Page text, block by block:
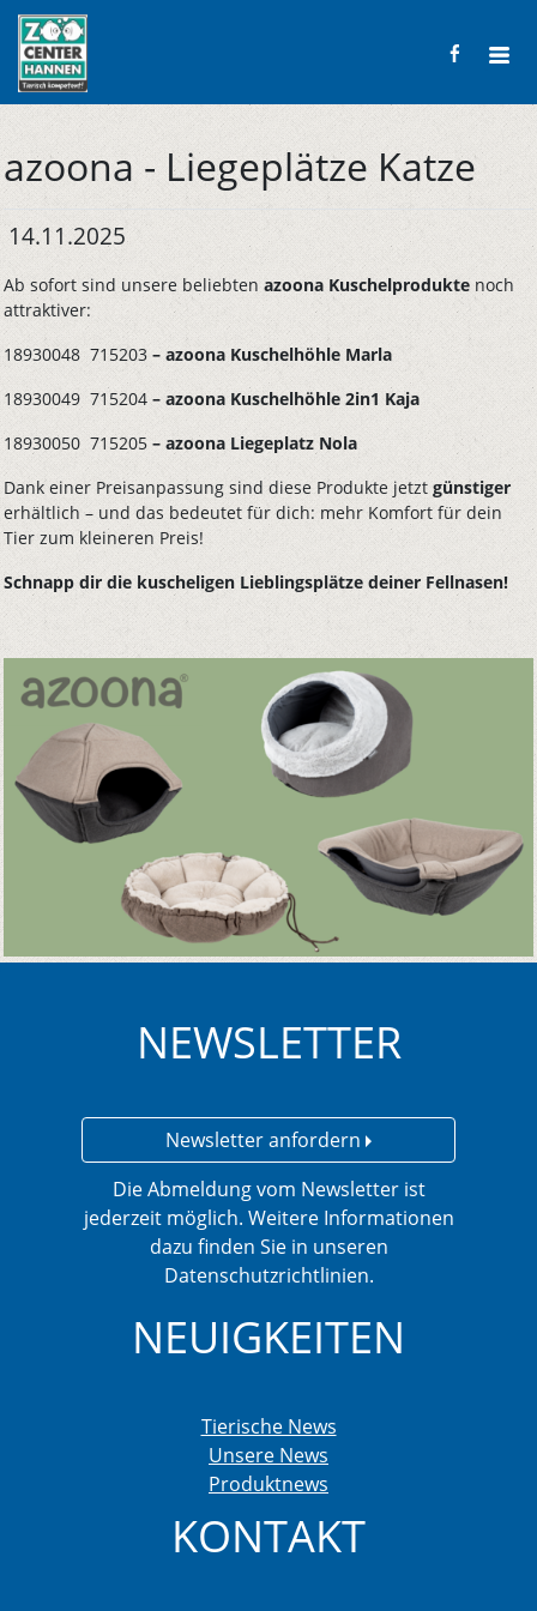
azoona - Liegeplätze Katze
14.11.2025
Ab sofort sind unsere beliebten azoona Kuschelprodukte noch
attraktiver:
18930048 715203 – azoona Kuschelhöhle Marla
18930049 715204 – azoona Kuschelhöhle 2in1 Kaja
18930050 715205 – azoona Liegeplatz Nola
Dank einer Preisanpassung sind diese Produkte jetzt günstiger
erhältlich – und das bedeutet für dich: mehr Komfort für dein
Tier zum kleineren Preis!
Schnapp dir die kuscheligen Lieblingsplätze deiner Fellnasen!
NEWSLETTER
Newsletter anfordern
Die Abmeldung vom Newsletter ist
jederzeit möglich. Weitere Informationen
dazu finden Sie in unseren
Datenschutzrichtlinien.
NEUIGKEITEN
Tierische News
Unsere News
Produktnews
KONTAKT